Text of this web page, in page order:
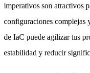
imperativos son atractivos
configuraciones complejas
de IaC puede agilizar tus
estabilidad y reducir